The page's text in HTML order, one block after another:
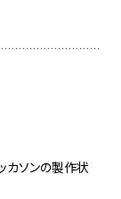
カソンの製作状